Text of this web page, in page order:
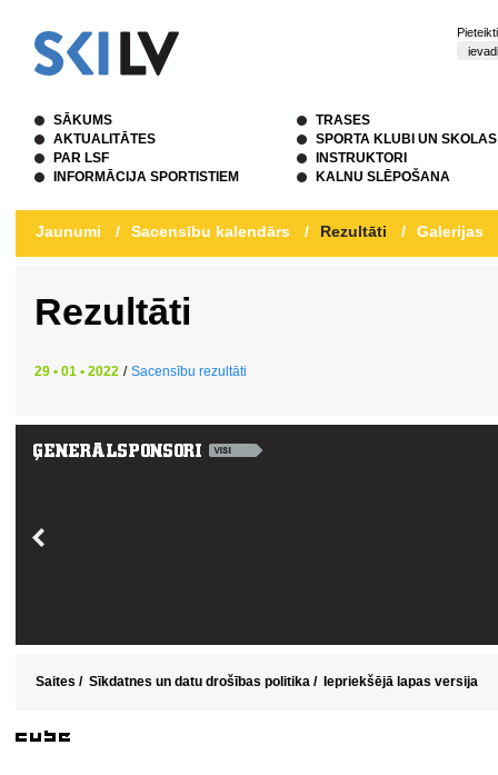
SĀKUMS
AKTUALITĀTES
PAR LSF
INFORMĀCIJA SPORTISTIEM
TRASES
SPORTA KLUBI UN SKOLAS
INSTRUKTORI
KALNU SLĒPOŠANA
Jaunumi / Sacensību kalendārs / Rezultāti / Galerijas
Rezultāti
29 • 01 • 2022 / Sacensību rezultāti
Saites / Sīkdatnes un datu drošības politika / Iepriekšējā lapas versija